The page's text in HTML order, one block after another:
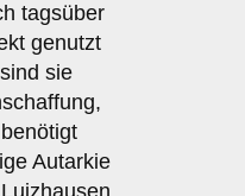
tagsüber
genutzt
sie
Autarkie